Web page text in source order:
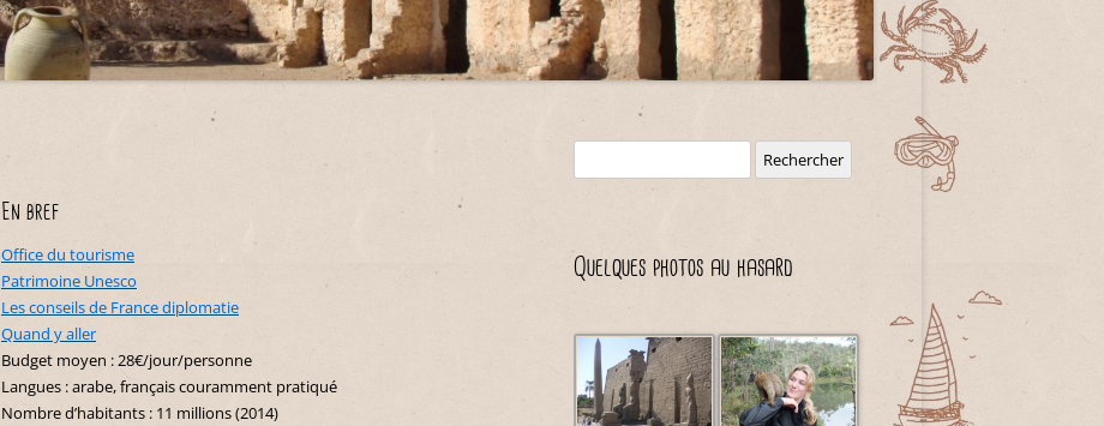
Sénégal
Tunisie
Costa Rica
Cuba
Indonésie
Japon
Belgique
Croatie
Nouvelle-Zélande
Polynésie française
En bref
Office du tourisme
Patrimoine Unesco
Les conseils de France diplomatie
Quand y aller
Budget moyen : 28€/jour/personne
Langues : arabe, français couramment pratiqué
Nombre d’habitants : 11 millions (2014)
Quelques photos au hasard